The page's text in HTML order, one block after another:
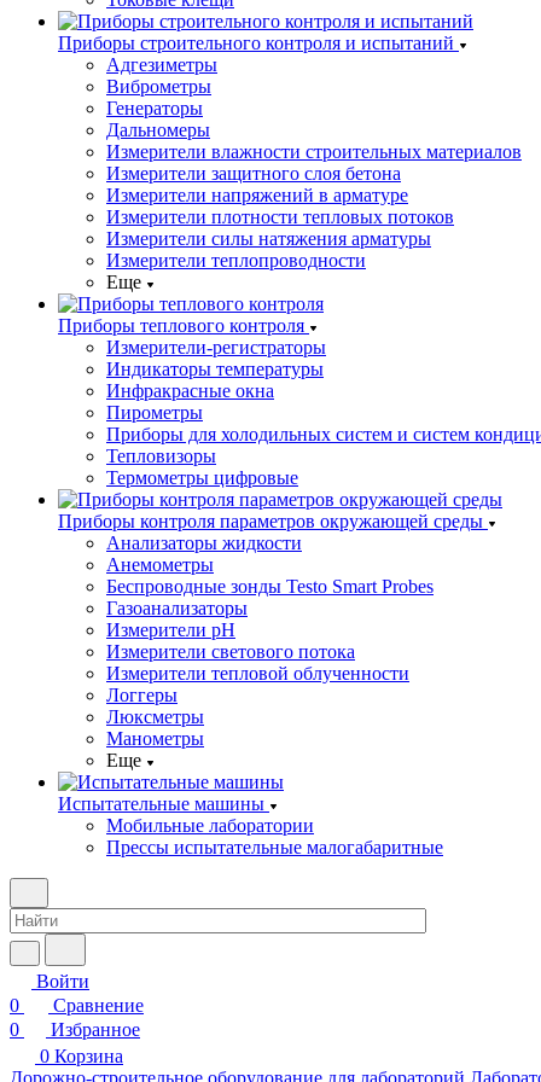
Приборы строительного контроля и испытаний
Адгезиметры
Виброметры
Генераторы
Дальномеры
Измерители влажности строительных материалов
Измерители защитного слоя бетона
Измерители напряжений в арматуре
Измерители плотности тепловых потоков
Измерители силы натяжения арматуры
Измерители теплопроводности
Еще
Приборы теплового контроля
Измерители-регистраторы
Индикаторы температуры
Инфракрасные окна
Пирометры
Приборы для холодильных систем и систем
Тепловизоры
Термометры цифровые
Приборы контроля параметров окружающей среды
Анализаторы жидкости
Анемометры
Беспроводные зонды Testo Smart Probes
Газоанализаторы
Измерители pH
Измерители светового потока
Измерители тепловой облученности
Логгеры
Люксметры
Манометры
Еще
Испытательные машины
Мобильные лаборатории
Прессы испытательные малогабаритные
Войти
0
Сравнение
0
Избранное
0 Корзина
Дорожно-строительное оборудование для лабораторий